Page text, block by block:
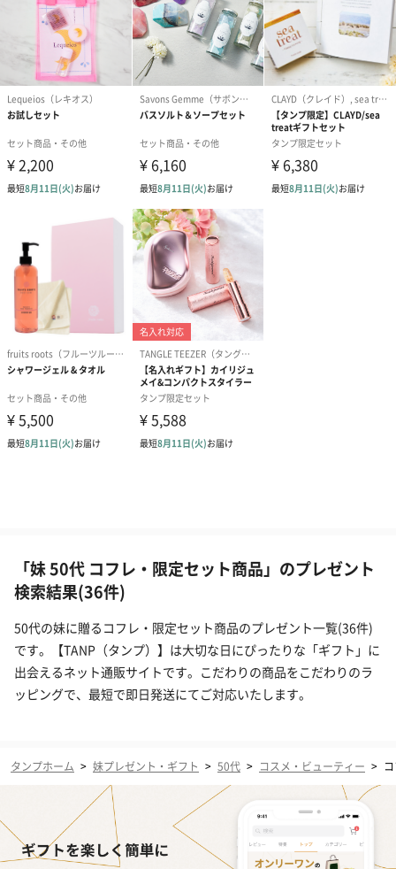
「妹 50代 コフレ・限定セット商品」のプレゼント
検索結果(36件)
50代の妹に贈るコフレ・限定セット商品のプレゼント一覧(36件)
です。【TANP（タンプ）】は大切な日にぴったりな「ギフト」に
出会えるネット通販サイトです。こだわりの商品をこだわりのラ
ッピングで、最短で即日発送にてご対応いたします。
タンプホーム > 妹プレゼント・ギフト > 50代 > コスメ・ビューティー >